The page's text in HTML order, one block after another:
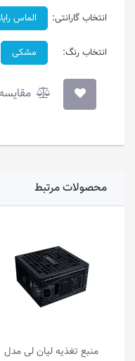
انتخاب گارانتی: الماس
انتخاب رنگ: مشکی
مقایسه
محصولات مرتبط
منبع تغذیه لیان لی مدل